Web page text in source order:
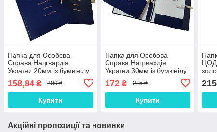
Папка для Особова
Справа Нацгвардія
України 20мм із бумвінілу
з тисненням "під золото"
А4 без клапанів на
зав'язках
158,84 ₴ 209 ₴
Купити
Папка для Особова
Справа Нацгвардія
України 30мм із бумвінілу
з тисненням "під золото"
А4 з клапанами на
зав'язках
172₴ 215 ₴
Купити
215
Акційні пропозиції та новинки